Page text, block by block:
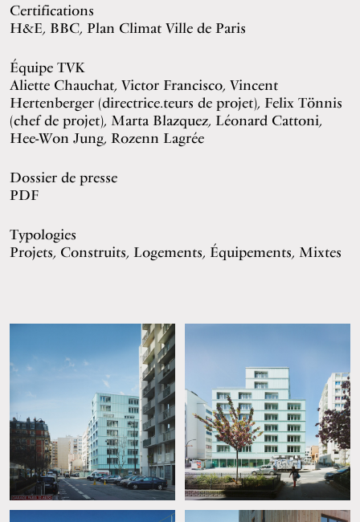
Certifications
H&E, BBC, Plan Climat Ville de Paris
Équipe TVK
Aliette Chauchat, Victor Francisco, Vincent
Hertenberger (directrice.teurs de projet), Felix Tönnis
(chef de projet), Marta Blazquez, Léonard Cattoni,
Hee-Won Jung, Rozenn Lagrée
Dossier de presse
PDF
Typologies
Projets, Construits, Logements, Équipements, Mixtes